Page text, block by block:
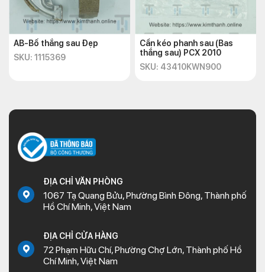
AB-Bố thắng sau Đẹp
SKU: 1115369
Cần kéo phanh sau (Bas
thắng sau) PCX 2010
SKU: 43410KWN900
ĐỊA CHỈ VĂN PHÒNG
1067 Tạ Quang Bửu, Phường Bình Đông, Thành phố
Hồ Chí Minh, Việt Nam
ĐỊA CHỈ CỬA HÀNG
72 Phạm Hữu Chí, Phường Chợ Lớn, Thành phố Hồ
Chí Minh, Việt Nam